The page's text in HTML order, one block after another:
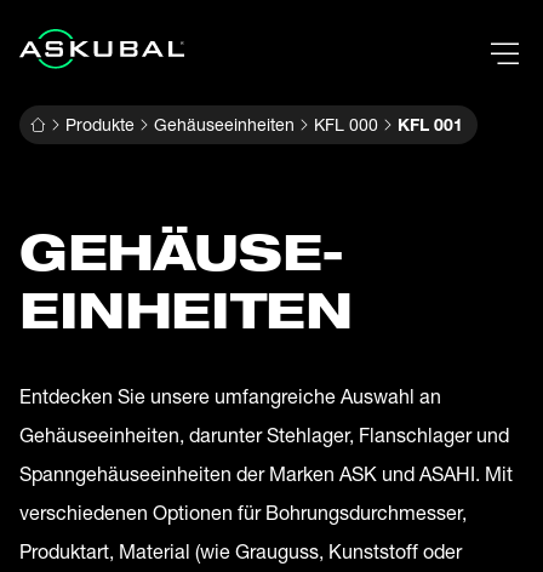
Produkte Gehäuseeinheiten KFL 000 KFL 001
GEHÄUSE­
EINHEITEN
Entdecken Sie unsere umfangreiche Auswahl an
Gehäuseeinheiten, darunter Stehlager, Flanschlager und
Spanngehäuseeinheiten der Marken ASK und ASAHI. Mit
verschiedenen Optionen für Bohrungsdurchmesser,
Produktart, Material (wie Grauguss, Kunststoff oder